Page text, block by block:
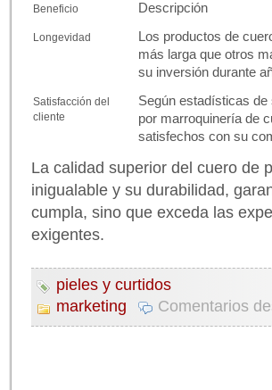
Beneficio Descripción
Longevidad
Los productos de
más larga que otros
su inversión durante
Satisfacción del
cliente
Según estadísticas
por marroquinería de
satisfechos con su
La calidad superior del cuero de
inigualable y su durabilidad,
cumpla, sino que exceda las
exigentes.
pieles y curtidos
marketing
Comentarios